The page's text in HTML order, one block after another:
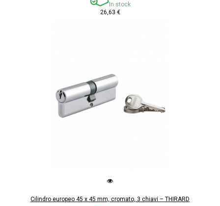
In stock
26,63 €
Cilindro europeo 45 x 45 mm, cromato, 3 chiavi – THIRARD